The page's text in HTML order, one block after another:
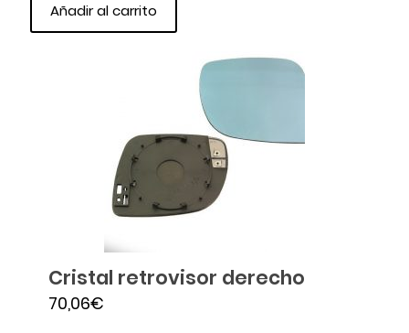
Añadir al carrito
Cristal retrovisor derecho
70,06€